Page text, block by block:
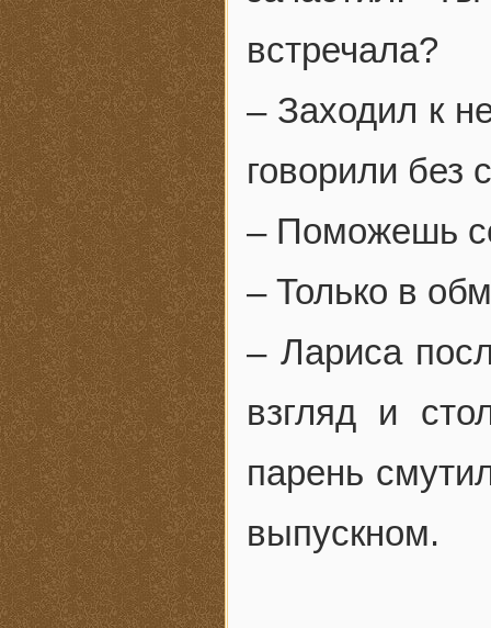
встречала?
– Заходил к
говорили без
– Поможешь
– Только в
– Лариса
взгляд и
парень
выпускном.